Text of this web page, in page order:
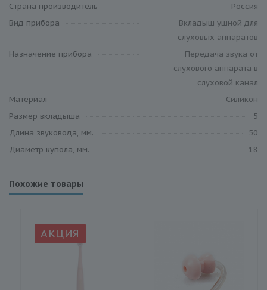
Cтрана производитель
Россия
Вид прибора
Вкладыш ушной для
слуховых аппаратов
Назначение прибора
Передача звука от
слухового аппарата в
слуховой канал
Материал
Силикон
Размер вкладыша
5
Длина звуковода, мм.
50
Диаметр купола, мм.
18
Похожие товары
АКЦИЯ